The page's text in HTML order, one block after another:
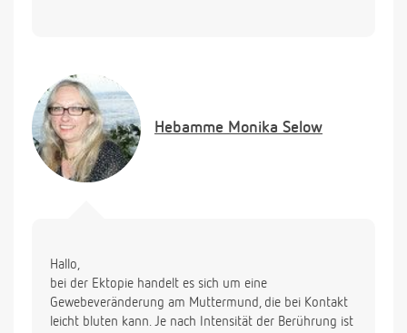
Freitag mittag wieder weg.
Das würde doch auch wieder für eine Ektopie
sprechen, oder?
Meine Fragen dazu: Wieso ist nach dem
Geschlechtsverkehr (den wir dann nach 4 Tagen
ohne Schmierbl. mal wieder gwagt haben) nichts
das einfach mal sein, oder muss man dann immer
schon gleich an SS-Diabetes denken? Gibt es da
eigentlich Risikogruppen, die das eher bekommen?
(Zur Info: Bin 26, bin 1,51 groß und wiege um die
Hebamme Monika Selow
Hallo,
bei der Ektopie handelt es sich um eine
Gewebeveränderung am Muttermund, die bei Kontakt
leicht bluten kann. Je nach Intensität der Berührung ist